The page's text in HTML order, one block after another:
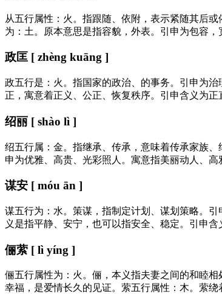
从五行属性：火。指跟随、依附，表示紧随其后
为：土。原本意思是指容貌，外表。引申为包容
政匡 [ zhèng kuāng ]
政五行是：火。指国家的政治、的事务。引申为
正，寓意着正义、公正、恢复秩序。引申含义为
绍丽 [ shào lì ]
绍五行属：金。指继承、传承，意味着传承家族
申为优雅、高贵、光彩照人。寓意指美丽动人、
谋安 [ móu ān ]
谋五行为：水。策谋，指制定计划、谋划策略。
义是指平静、安宁，也可以指安全、稳定。引申
俪萦 [ lì yíng ]
俪五行属性为：火。俪，本义指夫妻之间的和睦
幸福，是爱情长久的见证。萦五行属性：木。萦